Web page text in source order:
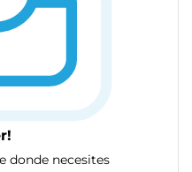
donde necesites